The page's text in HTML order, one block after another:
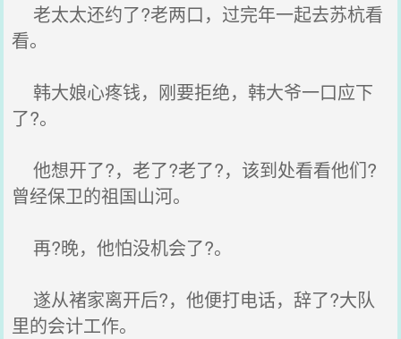
老太太还约了?老两口，过完年一起去苏杭看
看。
韩大娘心疼钱，刚要拒绝，韩大爷一口应下
了?。
他想开了?，老了?老了?，该到处看看他们?
曾经保卫的祖国山河。
再?晚，他怕没机会了?。
遂从褚家离开后?，他便打电话，辞了?大队
里的会计工作。